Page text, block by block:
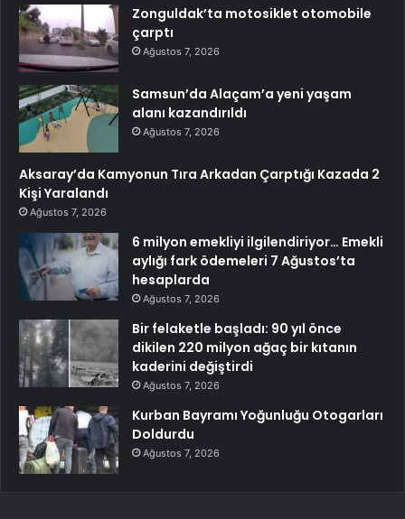
Zonguldak’ta motosiklet otomobile
çarptı
Ağustos 7, 2026
Samsun’da Alaçam’a yeni yaşam
alanı kazandırıldı
Ağustos 7, 2026
Aksaray’da Kamyonun Tıra Arkadan Çarptığı Kazada 2
Kişi Yaralandı
Ağustos 7, 2026
6 milyon emekliyi ilgilendiriyor… Emekli
aylığı fark ödemeleri 7 Ağustos’ta
hesaplarda
Ağustos 7, 2026
Bir felaketle başladı: 90 yıl önce
dikilen 220 milyon ağaç bir kıtanın
kaderini değiştirdi
Ağustos 7, 2026
Kurban Bayramı Yoğunluğu Otogarları
Doldurdu
Ağustos 7, 2026